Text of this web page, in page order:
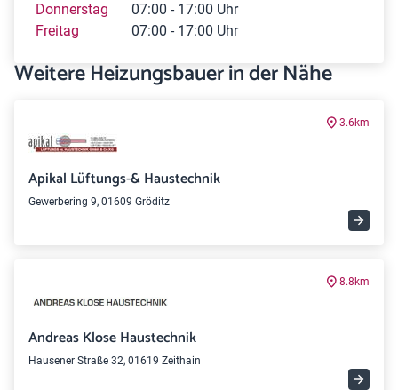
Donnerstag
07:00 - 17:00 Uhr
Freitag
07:00 - 17:00 Uhr
Weitere Heizungsbauer in der Nähe
3.6km
Apikal Lüftungs-& Haustechnik
Gewerbering 9, 01609 Gröditz
8.8km
Andreas Klose Haustechnik
Hausener Straße 32, 01619 Zeithain